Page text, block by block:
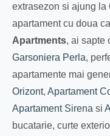
extrasezon si ajung la
apartament cu doua
Apartments, ai sapte
Garsoniera Perla,
apartamente mai
Orizont, Apartament
Apartament Sirena si
bucatarie, curte